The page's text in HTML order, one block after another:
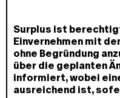
Surplus ist
Einvernehmen mit
ohne Begründung
über die geplanten
informiert, wobei
ausreichend ist,